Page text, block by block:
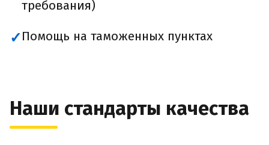
требования)
✓ Помощь на таможенных пунктах
Наши стандарты качества